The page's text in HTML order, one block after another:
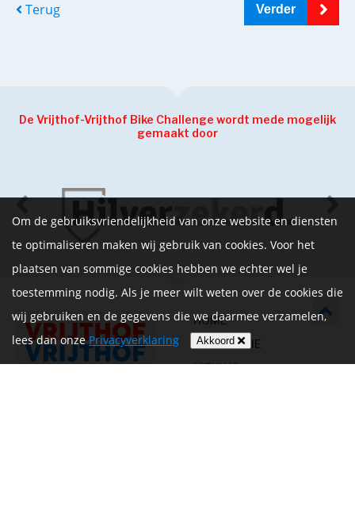
Terug Verder
De Vrijthof-Vrijthof Bike Challenge wordt mede mogelijk
gemaakt door
HOME
INFORMATIE
NIEUWS
Om de gebruiksvriendelijkheid van onze website en diensten
te optimaliseren maken wij gebruik van cookies. Voor het
plaatsen van sommige cookies hebben we echter wel je
toestemming nodig. Als je meer wilt weten over de cookies die
wij gebruiken en de gegevens die we daarmee verzamelen,
lees dan onzePrivacyverklaring Akkoord